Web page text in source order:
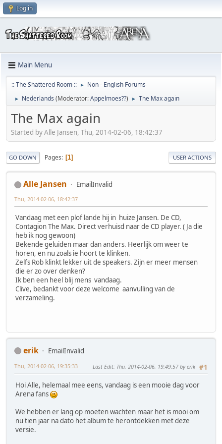
Log in
Main Menu
:: The Shattered Room :: ► Non - English Forums
► Nederlands (Moderator:Appelmoes??) ► The Max again
The Max again
Started by Alle Jansen, Thu, 2014-02-06, 18:42:37
GO DOWN Pages 1 USER ACTIONS
Alle Jansen EmailInvalid
Thu, 2014-02-06, 18:42:37
Vandaag met een plof lande hij in huize Jansen. De CD,
Contagion The Max. Direct verhuisd naar de CD player. ( Ja die
heb ik nog gewoon)
Bekende geluiden maar dan anders. Heerlijk om weer te
horen, en nu zoals ie hoort te klinken.
Zelfs Rob klinkt lekker uit de speakers. Zijn er meer mensen
die er zo over denken?
Ik ben een heel blij mens vandaag.
Clive, bedankt voor deze welcome aanvulling van de
verzameling.
erik
EmailInvalid
#1
Thu, 2014-02-06, 19:35:33 Last Edit: Thu, 2014-02-06, 19:49:57 by erik
Hoi Alle, helemaal mee eens, vandaag is een mooie dag voor
Arena fans
We hebben er lang op moeten wachten maar het is mooi om
nu tien jaar na dato het album te herontdekken met deze
versie.